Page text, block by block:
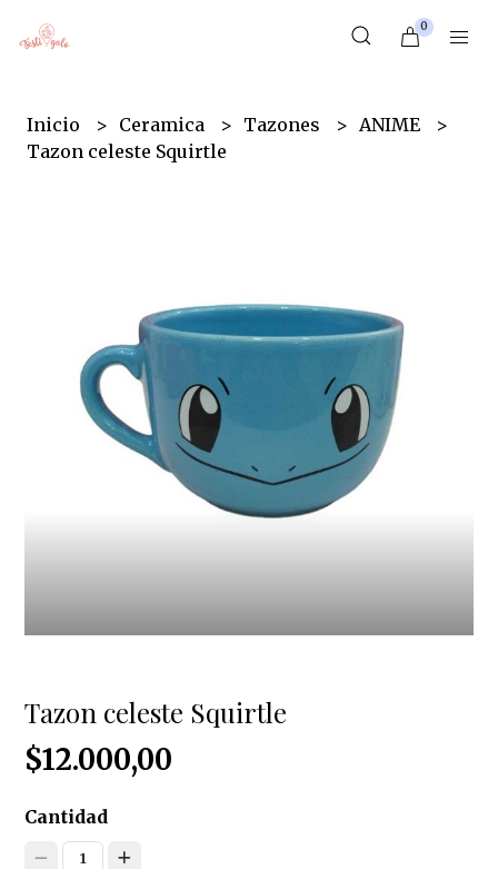
0
Inicio Ceramica Tazones
ANIME
Tazon celeste Squirtle
Tazon celeste Squirtle
$12.000,00
Cantidad
1